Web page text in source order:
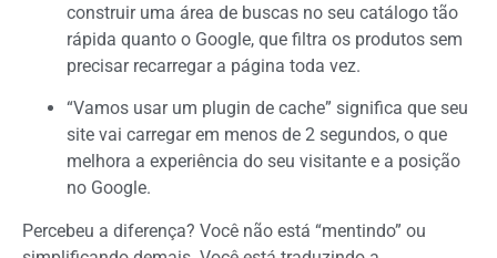
construir uma área de buscas no seu catálogo tão
rápida quanto o Google, que filtra os produtos sem
precisar recarregar a página toda vez.
“Vamos usar um plugin de cache” significa que seu
site vai carregar em menos de 2 segundos, o que
melhora a experiência do seu visitante e a posição
no Google.
Percebeu a diferença? Você não está “mentindo” ou